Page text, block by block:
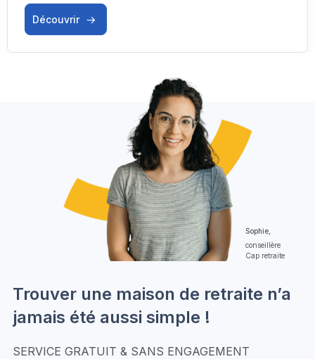
Découvrir
Sophie,
conseillère
Cap retraite
Trouver une maison de retraite n’a
jamais été aussi simple !
SERVICE GRATUIT & SANS ENGAGEMENT